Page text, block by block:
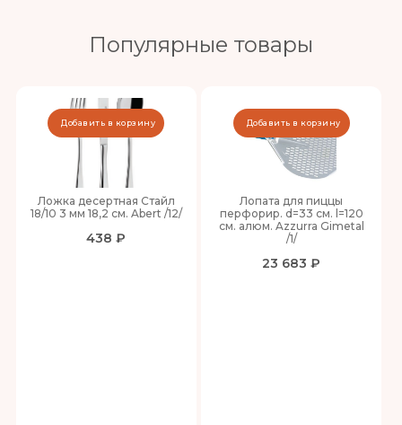
Популярные товары
Ложка десертная Стайл
18/10 3 мм 18,2 см. Abert /12/
438 ₽
Добавить в корзину
Лопата для пиццы
перфорир. d=33 см. l=120
см. алюм. Azzurra Gimetal
/1/
23 683 ₽
Добавить в корзину